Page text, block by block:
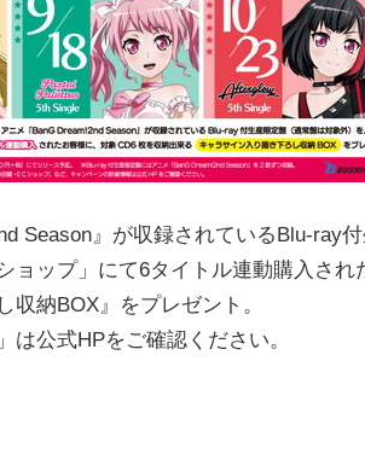
Season』が収録されているBlu-ray
ョップ」にて6タイトル連動購入され
納BOX』をプレゼント。
公式HPをご確認ください。